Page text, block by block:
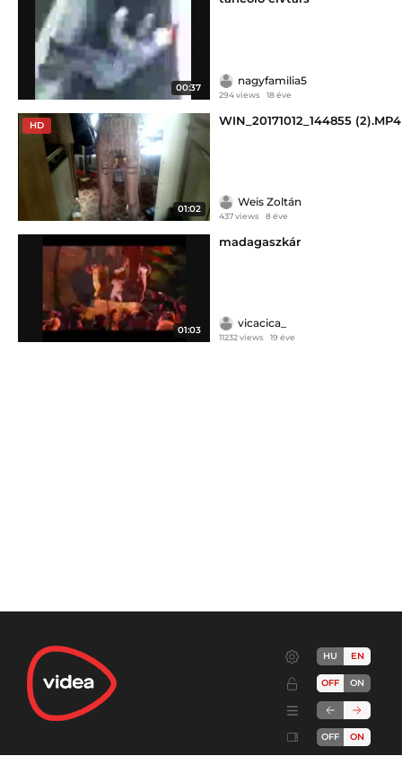
00:37
nagyfamilia5
294 views 18 éve
HD
01:02
WIN_20171012_144855 (2).MP4
Weis Zoltán
437 views 8 éve
01:03
madagaszkár
vicacica_
11232 views 19 éve
HU EN
OFF ON
OFF ON